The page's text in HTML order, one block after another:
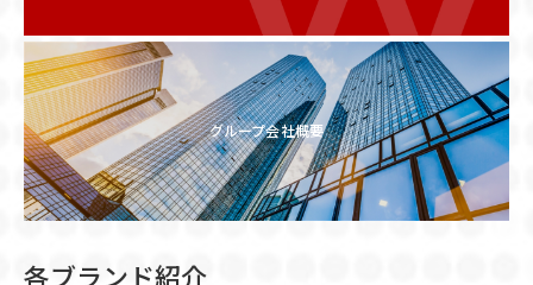
ニュース一覧
お知らせ
IR
プレスリリース
グループ会社概要
各ブランド紹介